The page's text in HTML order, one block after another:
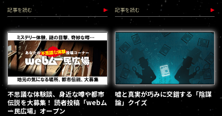
記事を読む 記事を読む
不思議な体験談、身近な噂や都市
伝説を大募集！ 読者投稿「webム
ー民広場」オープン
嘘と真実が巧みに交錯する「陰謀
論」クイズ